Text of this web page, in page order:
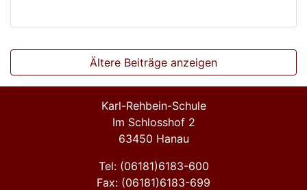
Ältere Beiträge anzeigen
Karl-Rehbein-Schule
Im Schlosshof 2
63450 Hanau
Tel: (06181)6183-600
Fax: (06181)6183-699